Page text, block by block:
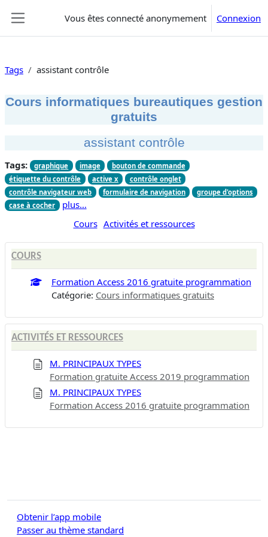
Vous êtes connecté anonymement Connexion
Tags assistant contrôle
Cours informatiques bureautiques gestion
gratuits
assistant contrôle
Tags: graphique image
bouton de commande
étiquette du contrôle
active x
contrôle onglet
contrôle navigateur web
formulaire de navigation
groupe d'options
case à cocher
plus…
Cours Activités et ressources
COURS
Formation Access 2016 gratuite programmation
Catégorie: Cours informatiques gratuits
ACTIVITÉS ET RESSOURCES
M. PRINCIPAUX TYPES
Formation gratuite Access 2019 programmation
M. PRINCIPAUX TYPES
Formation Access 2016 gratuite programmation
Obtenir l’app mobile
Passer au thème standard